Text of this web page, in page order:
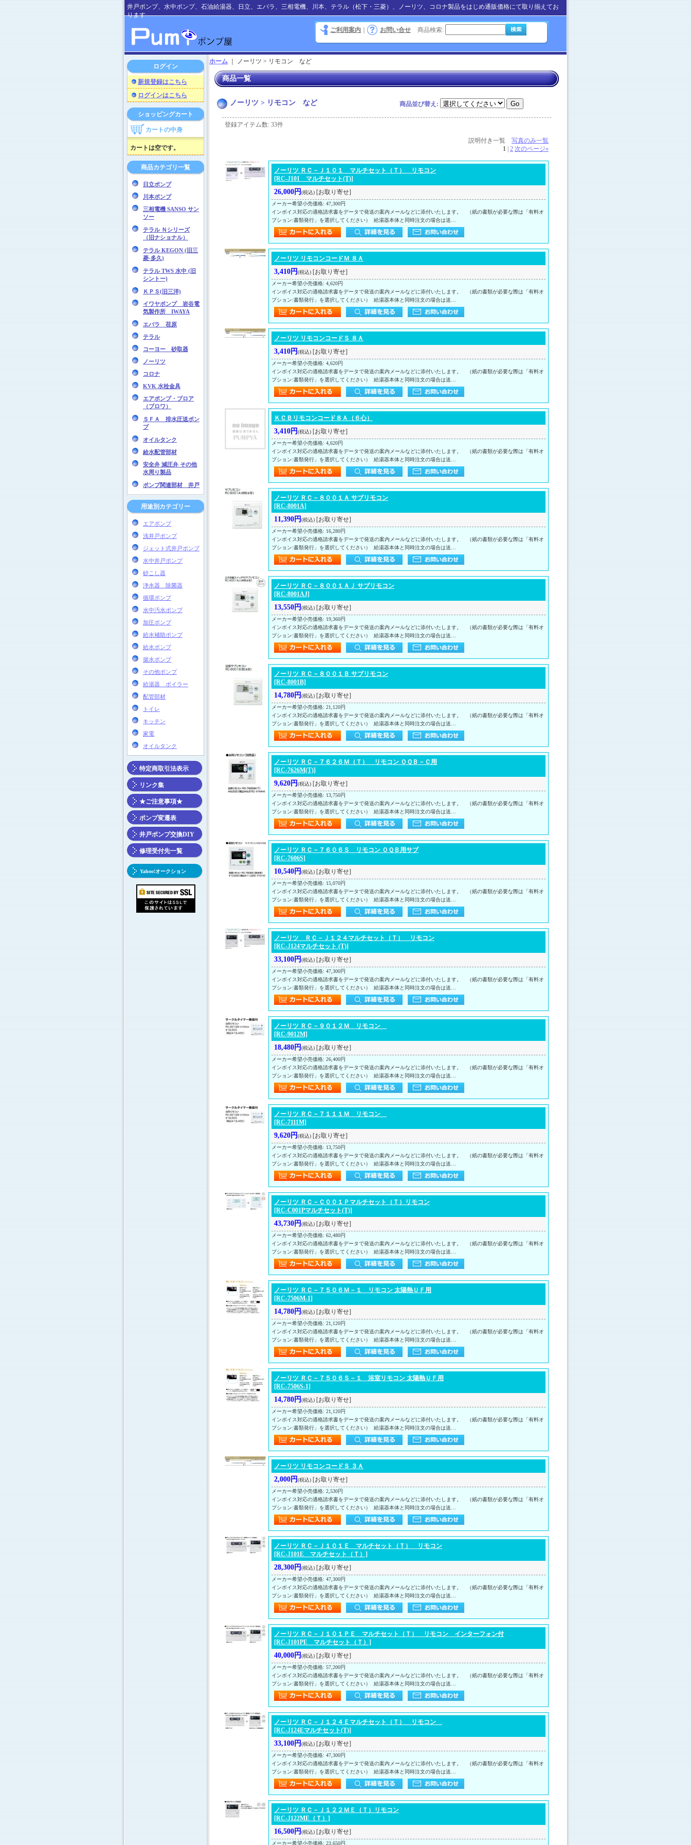
井戸ポンプ、水中ポンプ、石油給湯器、日立、エバラ、三相電機、川本、テラル（松下・三菱）、ノーリツ、コロナ製品をはじめ通販価格にて取り揃えてお
ります
ご利用案内 ｜ お問い合せ 商品検索:
ログイン
新規登録はこちら
ログインはこちら
ショッピングカート
カートの中身
カートは空です。
商品カテゴリ一覧
日立ポンプ
川本ポンプ
三相電機 SANSO サン
ソー
テラル Ｎシリーズ
（旧ナショナル）
テラル KEGON (旧三
菱-多久)
テラル TWS 水中 (旧
シントー)
ＫＰＳ(旧三洋)
イワヤポンプ 岩谷電
気製作所 IWAYA
エバラ 荏原
テラル
コーヨー 砂取器
ノーリツ
コロナ
KVK 水栓金具
エアポンプ・ブロア
（ブロワ）
ＳＦＡ 排水圧送ポン
プ
オイルタンク
給水配管部材
安全弁 減圧弁 その他
水周り製品
ポンプ関連部材 井戸
用途別カテゴリー
エアポンプ
浅井戸ポンプ
ジェット式井戸ポンプ
水中井戸ポンプ
砂こし器
浄水器 除菌器
循環ポンプ
水中汚水ポンプ
加圧ポンプ
給水補助ポンプ
給水ポンプ
揚水ポンプ
その他ポンプ
給湯器 ボイラー
配管部材
トイレ
キッチン
家電
オイルタンク
特定商取引法表示
リンク集
★ご注意事項★
ポンプ変遷表
井戸ポンプ交換DIY
修理受付先一覧
Yahoo!オークション
ホーム ノーリツ > リモコン など
商品一覧
ノーリツ > リモコン など 商品並び替え :
登録アイテム数: 33件
説明付き一覧 写真のみ一覧
1 2 次のページ»
ノーリツ ＲＣ－Ｊ１０１ マルチセット（Ｔ） リモコン
[RC-J101 マルチセット(T)]
26,000円(税込) [お取り寄せ]
メーカー希望小売価格: 47,300円
インボイス対応の適格請求書をデータで発送の案内メールなどに添付いたします。 （紙の書類が必要な際は「有料オ
プション:書類発行」を選択してください） 給湯器本体と同時注文の場合は送…
ノーリツ リモコンコードＭ ８Ａ
3,410円(税込) [お取り寄せ]
メーカー希望小売価格: 4,620円
インボイス対応の適格請求書をデータで発送の案内メールなどに添付いたします。 （紙の書類が必要な際は「有料オ
プション:書類発行」を選択してください） 給湯器本体と同時注文の場合は送…
ノーリツ リモコンコードＳ ８Ａ
3,410円(税込) [お取り寄せ]
メーカー希望小売価格: 4,620円
インボイス対応の適格請求書をデータで発送の案内メールなどに添付いたします。 （紙の書類が必要な際は「有料オ
プション:書類発行」を選択してください） 給湯器本体と同時注文の場合は送…
ＫＣＢリモコンコード８Ａ（６心）
3,410円(税込) [お取り寄せ]
メーカー希望小売価格: 4,620円
インボイス対応の適格請求書をデータで発送の案内メールなどに添付いたします。 （紙の書類が必要な際は「有料オ
プション:書類発行」を選択してください） 給湯器本体と同時注文の場合は送…
ノーリツ ＲＣ－８００１Ａ サブリモコン
[RC-8001A]
11,390円(税込) [お取り寄せ]
メーカー希望小売価格: 16,280円
インボイス対応の適格請求書をデータで発送の案内メールなどに添付いたします。 （紙の書類が必要な際は「有料オ
プション:書類発行」を選択してください） 給湯器本体と同時注文の場合は送…
ノーリツ ＲＣ－８００１ＡＪ サブリモコン
[RC-8001AJ]
13,550円(税込) [お取り寄せ]
メーカー希望小売価格: 19,360円
インボイス対応の適格請求書をデータで発送の案内メールなどに添付いたします。 （紙の書類が必要な際は「有料オ
プション:書類発行」を選択してください） 給湯器本体と同時注文の場合は送…
ノーリツ ＲＣ－８００１Ｂ サブリモコン
[RC-8001B]
14,780円(税込) [お取り寄せ]
メーカー希望小売価格: 21,120円
インボイス対応の適格請求書をデータで発送の案内メールなどに添付いたします。 （紙の書類が必要な際は「有料オ
プション:書類発行」を選択してください） 給湯器本体と同時注文の場合は送…
ノーリツ ＲＣ－７６２６Ｍ（Ｔ） リモコン ＯＱＢ－Ｃ用
[RC-7626M(T)]
9,620円(税込) [お取り寄せ]
メーカー希望小売価格: 13,750円
インボイス対応の適格請求書をデータで発送の案内メールなどに添付いたします。 （紙の書類が必要な際は「有料オ
プション:書類発行」を選択してください） 給湯器本体と同時注文の場合は送…
ノーリツ ＲＣ－７６０６Ｓ リモコン ＯＱＢ用サブ
[RC-7606S]
10,540円(税込) [お取り寄せ]
メーカー希望小売価格: 15,070円
インボイス対応の適格請求書をデータで発送の案内メールなどに添付いたします。 （紙の書類が必要な際は「有料オ
プション:書類発行」を選択してください） 給湯器本体と同時注文の場合は送…
ノーリツ ＲＣ－Ｊ１２４マルチセット（Ｔ） リモコン
[RC-J124マルチセット (T)]
33,100円(税込) [お取り寄せ]
メーカー希望小売価格: 47,300円
インボイス対応の適格請求書をデータで発送の案内メールなどに添付いたします。 （紙の書類が必要な際は「有料オ
プション:書類発行」を選択してください） 給湯器本体と同時注文の場合は送…
ノーリツ ＲＣ－９０１２Ｍ リモコン
[RC-9012M]
18,480円(税込) [お取り寄せ]
メーカー希望小売価格: 26,400円
インボイス対応の適格請求書をデータで発送の案内メールなどに添付いたします。 （紙の書類が必要な際は「有料オ
プション:書類発行」を選択してください） 給湯器本体と同時注文の場合は送…
ノーリツ ＲＣ－７１１１Ｍ リモコン
[RC-7111M]
9,620円(税込) [お取り寄せ]
メーカー希望小売価格: 13,750円
インボイス対応の適格請求書をデータで発送の案内メールなどに添付いたします。 （紙の書類が必要な際は「有料オ
プション:書類発行」を選択してください） 給湯器本体と同時注文の場合は送…
ノーリツ ＲＣ－Ｃ００１Ｐマルチセット（Ｔ）リモコン
[RC-C001Pマルチセット(T)]
43,730円(税込) [お取り寄せ]
メーカー希望小売価格: 62,480円
インボイス対応の適格請求書をデータで発送の案内メールなどに添付いたします。 （紙の書類が必要な際は「有料オ
プション:書類発行」を選択してください） 給湯器本体と同時注文の場合は送…
ノーリツ ＲＣ－７５０６Ｍ－１ リモコン 太陽熱ＵＦ用
[RC-7506M-1]
14,780円(税込) [お取り寄せ]
メーカー希望小売価格: 21,120円
インボイス対応の適格請求書をデータで発送の案内メールなどに添付いたします。 （紙の書類が必要な際は「有料オ
プション:書類発行」を選択してください） 給湯器本体と同時注文の場合は送…
ノーリツ ＲＣ－７５０６Ｓ－１ 浴室リモコン 太陽熱ＵＦ用
[RC-7506S-1]
14,780円(税込) [お取り寄せ]
メーカー希望小売価格: 21,120円
インボイス対応の適格請求書をデータで発送の案内メールなどに添付いたします。 （紙の書類が必要な際は「有料オ
プション:書類発行」を選択してください） 給湯器本体と同時注文の場合は送…
ノーリツ リモコンコードＳ ３Ａ
2,000円(税込) [お取り寄せ]
メーカー希望小売価格: 2,530円
インボイス対応の適格請求書をデータで発送の案内メールなどに添付いたします。 （紙の書類が必要な際は「有料オ
プション:書類発行」を選択してください） 給湯器本体と同時注文の場合は送…
ノーリツ ＲＣ－Ｊ１０１Ｅ マルチセット（Ｔ） リモコン
[RC-J101E マルチセット（Ｔ）]
28,300円(税込) [お取り寄せ]
メーカー希望小売価格: 47,300円
インボイス対応の適格請求書をデータで発送の案内メールなどに添付いたします。 （紙の書類が必要な際は「有料オ
プション:書類発行」を選択してください） 給湯器本体と同時注文の場合は送…
ノーリツ ＲＣ－Ｊ１０１ＰＥ マルチセット（Ｔ） リモコン インターフォン付
[RC-J101PE マルチセット（Ｔ）]
40,000円(税込) [お取り寄せ]
メーカー希望小売価格: 57,200円
インボイス対応の適格請求書をデータで発送の案内メールなどに添付いたします。 （紙の書類が必要な際は「有料オ
プション:書類発行」を選択してください） 給湯器本体と同時注文の場合は送…
ノーリツ ＲＣ－Ｊ１２４Ｅマルチセット（Ｔ） リモコン
[RC-J124Eマルチセット(T)]
33,100円(税込) [お取り寄せ]
メーカー希望小売価格: 47,300円
インボイス対応の適格請求書をデータで発送の案内メールなどに添付いたします。 （紙の書類が必要な際は「有料オ
プション:書類発行」を選択してください） 給湯器本体と同時注文の場合は送…
ノーリツ ＲＣ－Ｊ１２２ＭＥ（Ｔ）リモコン
[RC-J122ME（Ｔ）]
16,500円(税込) [お取り寄せ]
メーカー希望小売価格: 23,650円